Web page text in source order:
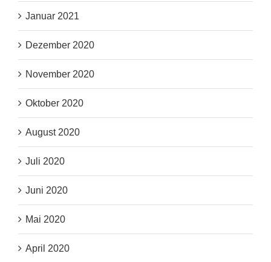
Januar 2021
Dezember 2020
November 2020
Oktober 2020
August 2020
Juli 2020
Juni 2020
Mai 2020
April 2020